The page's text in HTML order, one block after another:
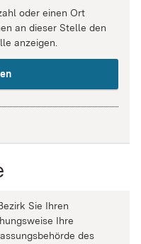
oder einen Ort
an dieser Stelle den
anzeigen.
Sie Ihren
Ihre
des